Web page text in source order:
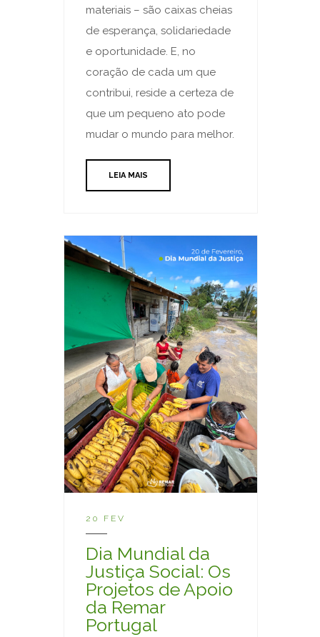
materiais – são caixas cheias
de esperança, solidariedade
e oportunidade. E, no
coração de cada um que
contribui, reside a certeza de
que um pequeno ato pode
mudar o mundo para melhor.
LEIA MAIS
20 FEV
Dia Mundial da
Justiça Social: Os
Projetos de Apoio
da Remar
Portugal